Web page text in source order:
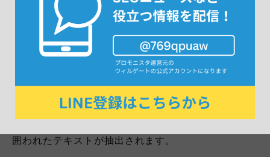
方法や手順に関するdoクエリの検索結果としてリス
トのテキストが表示されやすいです。強調スニペット
囲われたテキストが抽出されます。